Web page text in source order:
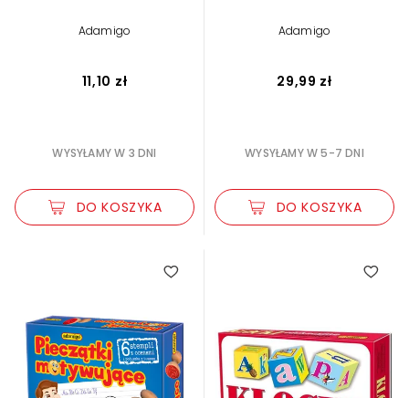
Adamigo
11,10 zł
WYSYŁAMY W 3 DNI
DO KOSZYKA
Adamigo
29,99 zł
WYSYŁAMY W 5-7 DNI
DO KOSZYKA